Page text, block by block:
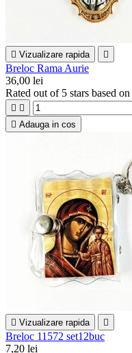
 Vizualizare rapida 
Breloc Rama Aurie
36,00 lei
Rated out of 5 stars based on
 
 Adauga in cos
 Vizualizare rapida 
Breloc 11572 set12buc
7,20 lei